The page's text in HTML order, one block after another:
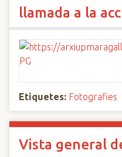
llamada a la
Etiquetes: Fotografies
Vista general